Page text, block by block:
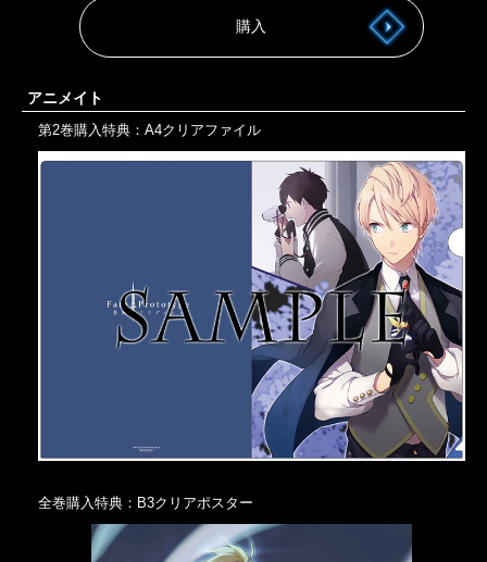
購入
アニメイト
第2巻購入特典：A4クリアファイル
全巻購入特典：B3クリアポスター